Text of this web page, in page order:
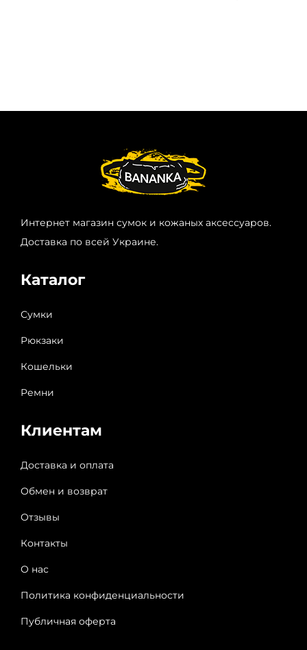
Интернет магазин сумок и кожаных аксессуаров.
Доставка по всей Украине.
Каталог
Сумки
Рюкзаки
Кошельки
Ремни
Клиентам
Доставка и оплата
Обмен и возврат
Отзывы
Контакты
О нас
Политика конфиденциальности
Публичная оферта